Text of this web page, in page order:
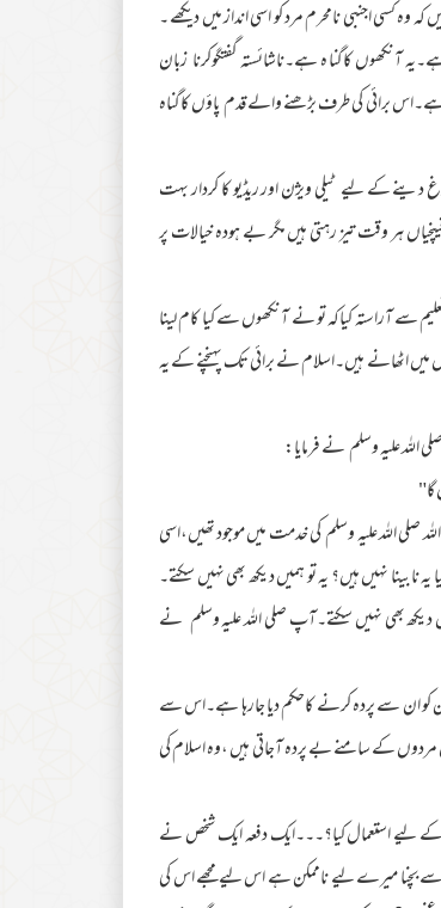
کسی اجنبی نامحرم مرد کو اسی انداز میں دیکھے ۔
آنکھوں کاگنا ہ ہے۔ناشائستہ گفتگوکرنا زبان
برائی کی طرف بڑھنے والے قدم پاؤں کاگناہ
کے لیے ٹیلی ویژن اور ریڈیو کا کردار بہت
ہر وقت تیز رہتی ہیں مگر بے ہودہ خیالات پر
سے آراستہ کیاکہ تو نے آنکھوں سے کیا کام لینا
اٹھانے ہیں۔اسلام نے برائی تک پہنچنے کے یہ
علیہ وسلم نے فرمایا:
اللہ علیہ وسلم کی خدمت میں موجود تھیں،اسی
نہیں ہیں؟ یہ تو ہمیں دیکھ بھی نہیں سکتے۔
دیکھ بھی نہیں سکتے۔آپ صلی اللہ علیہ وسلم نے
کو ان سے پردہ کرنے کاحکم دیا جارہا ہے۔اس سے
کے سامنے بے پردہ آجاتی ہیں ،وہ اسلام کی
کے لیے استعمال کیا؟۔۔۔ایک دفعہ ایک شخص نے
بچنا میرے لیے ناممکن ہے اس لیے مجھے اس کی